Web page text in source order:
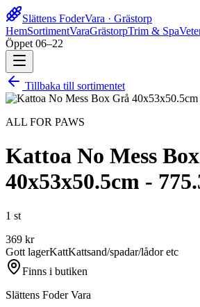
Slättens FoderVara · Grästorp
HemSortimentVaraGrästorpTrim & Spa
Öppet 06–22
Tillbaka till sortimentet
ALL FOR PAWS
Kattoa No Mess
40x53x50.5cm -
1 st
369 kr
Gott lagerKattKattsand/spadar/lådor etc
Finns i butiken
Slättens Foder Vara